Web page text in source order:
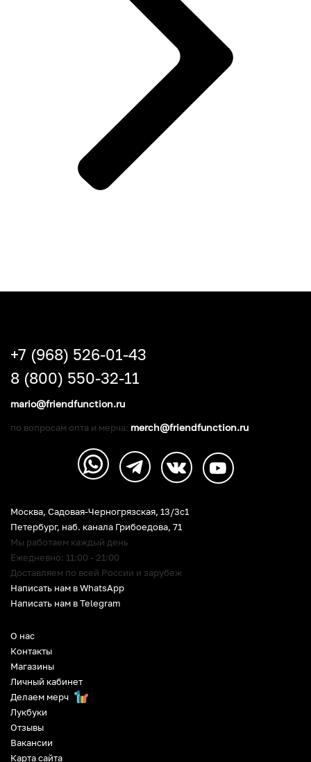
О нас
Контакты
Магазины
Личный кабинет
Делаем мерч
Лукбуки
Отзывы
Вакансии
Карта сайта
Москва, Садовая-Черногрязская, 13/3c1
Петербург, наб. канала Грибоедова, 71
Мы работаем каждый день
Ежедневно: 11:00 - 21:00
Доставляем по всей России и зарубеж
Написать нам в WhatsApp
Написать нам в Telegram
+7 (968) 526-01-43
8 (800) 550-32-11
mario@friendfunction.ru
по вопросам опта и мерча: merch@friendfunction.ru